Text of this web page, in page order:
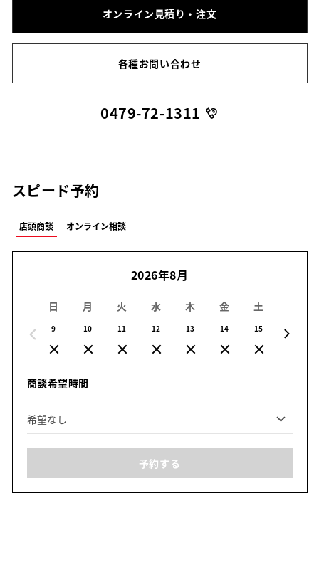
オンライン見積り・注文
各種お問い合わせ
0479-72-1311
スピード予約
店頭商談 オンライン相談
2026年8月
日
9
月
10
火
11
水
12
木
13
金
14
土
15
商談希望時間
予約する